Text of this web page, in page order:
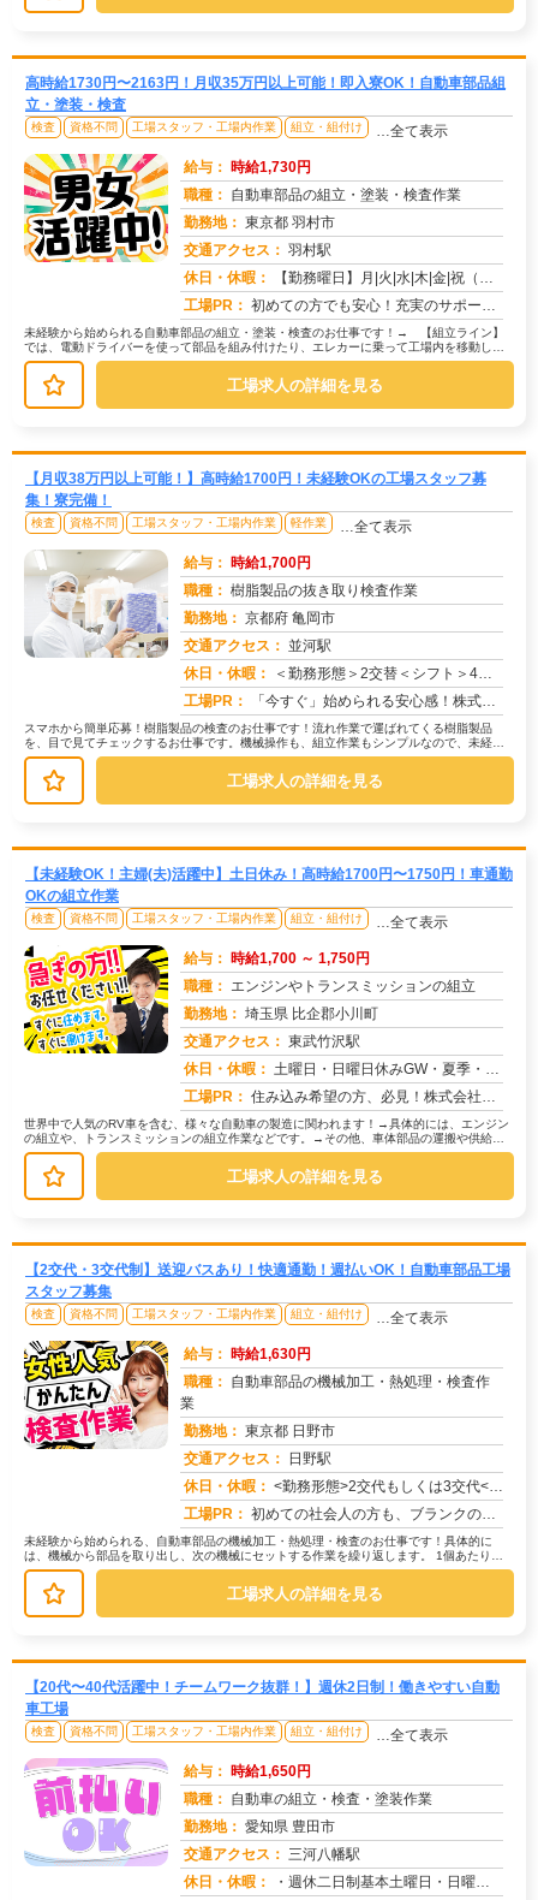
高時給1730円〜2163円！月収35万円以上可能！即入寮OK！自動車部品組
立・塗装・検査
検査 資格不問 工場スタッフ・工場内作業 組立・組付け …全て表示
給与： 時給1,730円
職種： 自動車部品の組立・塗装・検査作業
勤務地： 東京都 羽村市
交通アクセス： 羽村駅
休日・休暇：
【勤務曜日】月|火|水|木|金|祝（工場カレンダーに準ずる）【休日・休暇】土日休み（GW休暇・夏季休暇・年末年始休...
工場PR： 初めての方でも安心！充実のサポート体制で新しい一歩を踏み出せます。→寮費無料の住み込みOK！初期費用0円で、すぐに...
未経験から始められる自動車部品の組立・塗装・検査のお仕事です！→ 【組立ライン】
では、電動ドライバーを使って部品を組み付けたり、エレカーに乗って工場内を移動して
部品を供給する作業があります。→ ...
工場求人の詳細を見る
【月収38万円以上可能！】高時給1700円！未経験OKの工場スタッフ募
集！寮完備！
検査 資格不問 工場スタッフ・工場内作業 軽作業 …全て表示
給与： 時給1,700円
職種： 樹脂製品の抜き取り検査作業
勤務地： 京都府 亀岡市
交通アクセス： 並河駅
休日・休暇：
＜勤務形態＞2交替＜シフト＞4勤2休＜休日＞工場カレンダーによる
工場PR：
「今すぐ」始められる安心感！株式会社京栄センターで新しい一歩を踏み出してみませんか？→未経験者多数活躍中！経験やス...
スマホから簡単応募！樹脂製品の検査のお仕事です！流れ作業で運ばれてくる樹脂製品
を、目で見てチェックするお仕事です。機械操作も、組立作業もシンプルなので、未経験
の方でも安心！【具体的には】→製品を...
工場求人の詳細を見る
【未経験OK！主婦(夫)活躍中】土日休み！高時給1700円〜1750円！車通勤
OKの組立作業
検査 資格不問 工場スタッフ・工場内作業 組立・組付け …全て表示
給与： 時給1,700 ～ 1,750円
職種： エンジンやトランスミッションの組立
勤務地： 埼玉県 比企郡小川町
交通アクセス： 東武竹沢駅
休日・休暇： 土曜日・日曜日休みGW・夏季・年末年始休暇あり
工場PR： 住み込み希望の方、必見！株式会社京栄センターでは、2000人以上の紹介実績があります。→全国2500件以上の格安寮...
世界中で人気のRV車を含む、様々な自動車の製造に関われます！→具体的には、エンジン
の組立や、トランスミッションの組立作業などです。→その他、車体部品の運搬や供給、
機械操作、完成品の検査など、あな...
工場求人の詳細を見る
【2交代・3交代制】送迎バスあり！快適通勤！週払いOK！自動車部品工場
スタッフ募集
検査 資格不問 工場スタッフ・工場内作業 組立・組付け …全て表示
給与： 時給1,630円
職種： 自動車部品の機械加工・熱処理・検査作
業
勤務地： 東京都 日野市
交通アクセス：
日野駅
休日・休暇： <勤務形態>2交代もしくは3交代<休日>土日またはシフト制
工場PR： 初めての社会人の方も、ブランクのある方も安心！株式会社京栄センターで、新しい一歩を踏み出してみませんか？→充実のサ...
未経験から始められる、自動車部品の機械加工・熱処理・検査のお仕事です！具体的に
は、機械から部品を取り出し、次の機械にセットする作業を繰り返します。 1個あたり約
30秒の作業で、1時間に2000...
工場求人の詳細を見る
【20代〜40代活躍中！チームワーク抜群！】週休2日制！働きやすい自動
車工場
検査 資格不問 工場スタッフ・工場内作業 組立・組付け …全て表示
給与： 時給1,650円
職種： 自動車の組立・検査・塗装作業
勤務地： 愛知県 豊田市
交通アクセス： 三河八幡駅
休日・休暇：
・週休二日制基本土曜日・日曜日・長期休暇ありGW休暇・お盆休暇・年末年始休暇・年次有給休暇あり※配属先、工場カレン...